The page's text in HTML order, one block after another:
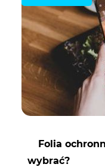
Folia
wybrać?